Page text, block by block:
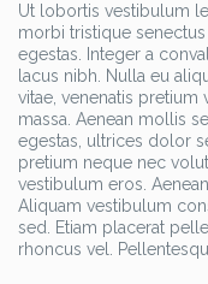
Ut lobortis vestibulum
morbi tristique
egestas. Integer a
lacus nibh. Nulla eu
vitae, venenatis pretium
massa. Aenean mollis
egestas, ultrices dolor
pretium neque nec
vestibulum eros.
Aliquam vestibulum
sed. Etiam placerat
rhoncus vel.